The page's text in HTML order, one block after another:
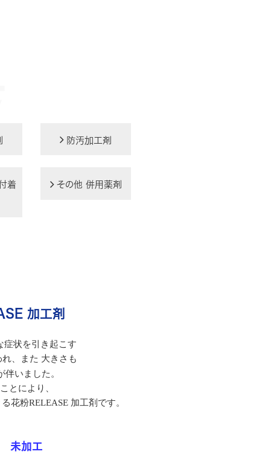
防汚加工剤
着
その他 併用薬剤
加工剤
症状を引き起こす
、また 大きさも
いました。
とにより、
花粉RELEASE 加工剤です。
未加工